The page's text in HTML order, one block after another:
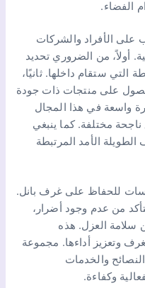
الفضاء.
على الأفراد والشركات
أولاً، من الضروري تحديد
التي ستقام داخلها. ثانيًا،
على منتجات ذات جودة
واسعة في هذا المجال
مختلفة. كما ينبغي
الطويلة الأمد المرتبطة
للحفاظ على غرف بانل.
من عدم وجود أضرار،
سلامة العزل. هذه
وتعزيز أداءها. مجموعة
والخدمات
وكفاءة.